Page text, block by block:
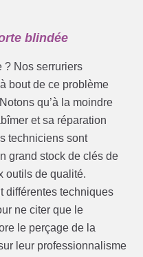
blindée
? Nos serruriers
bout de ce problème
qu’à la moindre
et sa réparation
techniciens sont
grand stock de clés de
outils de qualité.
différentes techniques
ne citer que le
le perçage de la
leur professionnalisme